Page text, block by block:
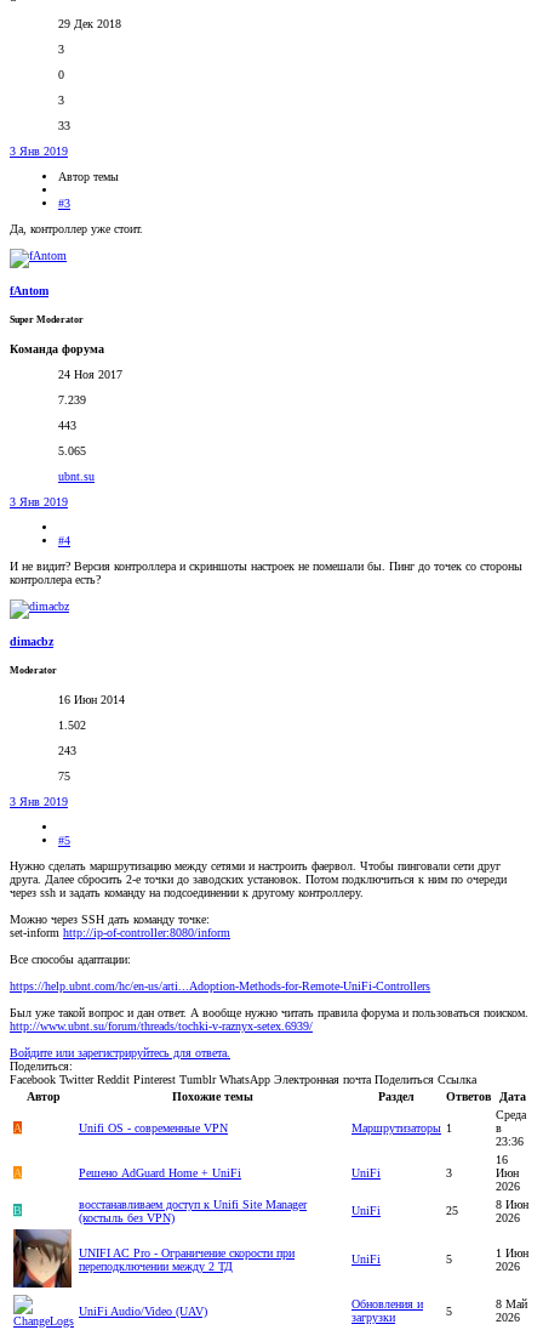
29 Дек 2018
3
0
3
33
3 Янв 2019
Автор темы
#3
Да, контроллер уже стоит.
fAntom
Super Moderator
Команда форума
24 Ноя 2017
7.239
443
5.065
ubnt.su
3 Янв 2019
#4
И не видит? Версия контроллера и скриншоты настроек не помешали бы. Пинг до точек со стороны
контроллера есть?
dimacbz
Moderator
16 Июн 2014
1.502
243
75
3 Янв 2019
#5
Нужно сделать маршрутизацию между сетями и настроить фаервол. Чтобы пинговали сети друг
друга. Далее сбросить 2-е точки до заводских установок. Потом подключиться к ним по очереди
через ssh и задать команду на подсоединении к другому контроллеру.
Можно через SSH дать команду точке:
set-inform http://ip-of-controller:8080/inform
Все способы адаптации:
https://help.ubnt.com/hc/en-us/arti...Adoption-Methods-for-Remote-UniFi-Controllers
Был уже такой вопрос и дан ответ. А вообще нужно читать правила форума и пользоваться поиском.
http://www.ubnt.su/forum/threads/tochki-v-raznyx-setex.6939/
Войдите или зарегистрируйтесь для ответа.
Поделиться:
Facebook Twitter Reddit Pinterest Tumblr WhatsApp Электронная почта Поделиться Ссылка
Автор
Похожие темы Раздел Ответов Дата
A Unifi OS - современные VPN Маршрутизаторы 1
Среда
в
23:36
A Решено AdGuard Home + UniFi UniFi 3
16
Июн
2026
B
восстанавливаем доступ к Unifi Site Manager
(костыль без VPN)
UniFi 25
8 Июн
2026
UNIFI AC Pro - Ограничение скорости при
переподключении между 2 ТД
UniFi 5
1 Июн
2026
UniFi Audio/Video (UAV)
Обновления и
загрузки
5
8 Май
2026